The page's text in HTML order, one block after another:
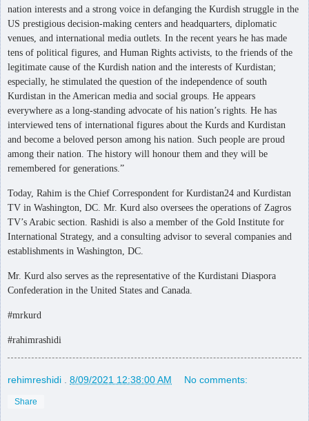
nation interests and a strong voice in defanging the Kurdish struggle in the
US prestigious decision-making centers and headquarters, diplomatic
venues, and international media outlets. In the recent years he has made
tens of political figures, and Human Rights activists, to the friends of the
legitimate cause of the Kurdish nation and the interests of Kurdistan;
especially, he stimulated the question of the independence of south
Kurdistan in the American media and social groups. He appears
everywhere as a long-standing advocate of his nation’s rights. He has
interviewed tens of international figures about the Kurds and Kurdistan
and become a beloved person among his nation. Such people are proud
among their nation. The history will honour them and they will be
remembered for generations.”
Today, Rahim is the Chief Correspondent for Kurdistan24 and Kurdistan
TV in Washington, DC. Mr. Kurd also oversees the operations of Zagros
TV’s Arabic section. Rashidi is also a member of the Gold Institute for
International Strategy, and a consulting advisor to several companies and
establishments in Washington, DC.
Mr. Kurd also serves as the representative of the Kurdistani Diaspora
Confederation in the United States and Canada.
#mrkurd
#rahimrashidi
rehimreshidi . 8/09/2021 12:38:00 AM No comments:
Share